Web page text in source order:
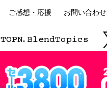
ご感想・応援 お問い合わせ
TOPN. BlendTopics